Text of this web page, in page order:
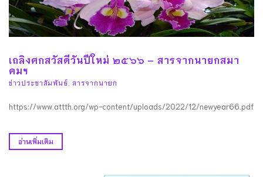
เถลิงศกสวัสดีวันปีใหม่ ๒๕๖๖ – สารจากนายกสมา
คมฯ
ข่าวประชาสัมพันธ์ สารจากนายก
https://www.attth.org/wp-content/uploads/2022/12/newyear66.pdf
อ่านเพิ่มเติม